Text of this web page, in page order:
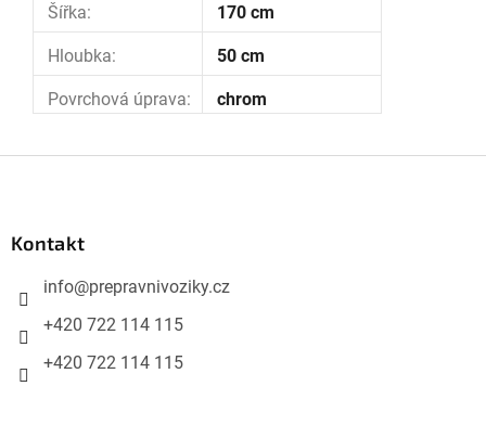
Šířka: 170 cm
Hloubka: 50 cm
Povrchová úprava: chrom
pKontakt
info@prepravnivoziky.cz
+420 722 114 115
+420 722 114 115